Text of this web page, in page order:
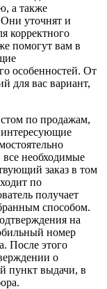
а также
Они уточнят и
корректного
помогут вам в
особенностей. От
для вас вариант,
по продажам,
необходимые
заказ в том
по
получает
способом.
на
номер
После этого
о
пункт выдачи, в